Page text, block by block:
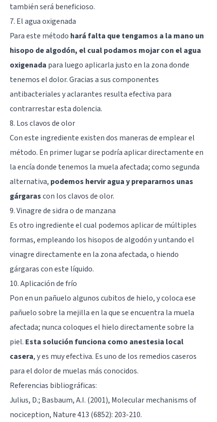
también será beneficioso.
7. El agua oxigenada
Para este método hará falta que tengamos a la mano un
hisopo de algodón, el cual podamos mojar con el agua
oxigenada para luego aplicarla justo en la zona donde
tenemos el dolor. Gracias a sus componentes
antibacteriales y aclarantes resulta efectiva para
contrarrestar esta dolencia.
8. Los clavos de olor
Con este ingrediente existen dos maneras de emplear el
método. En primer lugar se podría aplicar directamente en
la encía donde tenemos la muela afectada; como segunda
alternativa, podemos hervir agua y prepararnos unas
gárgarascon los clavos de olor.
9. Vinagre de sidra o de manzana
Es otro ingrediente el cual podemos aplicar de múltiples
formas, empleando los hisopos de algodón y untando el
vinagre directamente en la zona afectada, o hiendo
gárgaras con este líquido.
10. Aplicación de frío
Pon en un pañuelo algunos cubitos de hielo, y coloca ese
pañuelo sobre la mejilla en la que se encuentra la muela
afectada; nunca coloques el hielo directamente sobre la
piel. Esta solución funciona como anestesia local
casera, y es muy efectiva. Es uno de los remedios caseros
para el dolor de muelas más conocidos.
Referencias bibliográficas:
Julius, D.; Basbaum, A.I. (2001), Molecular mechanisms of
nociception, Nature 413 (6852): 203-210.